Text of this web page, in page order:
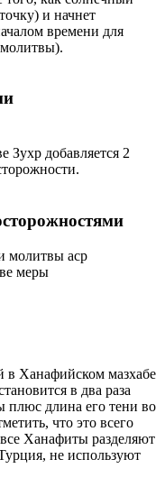
и начнет
времени для
Зухр добавляется 2
молитвы аср
меры
в Ханафийском мазхабе
в два раза
плюс длина его тени во
что это всего
Ханафиты разделяют
не используют